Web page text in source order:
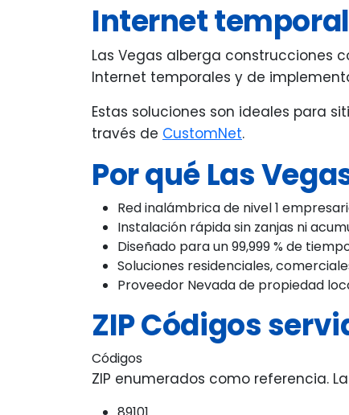
Internet
Las Vegas alberga construcciones
Internet temporales y de
Estas soluciones son ideales para
través de CustomNet.
Por qué Las
Red inalámbrica de nivel 1
Instalación rápida sin zanjas ni
Diseñado para un 99,999 % de
Soluciones residenciales,
Proveedor Nevada de propiedad
ZIP Códigos
Códigos
ZIP enumerados como referencia.